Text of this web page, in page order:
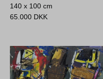
140 x 100 cm
65.000 DKK